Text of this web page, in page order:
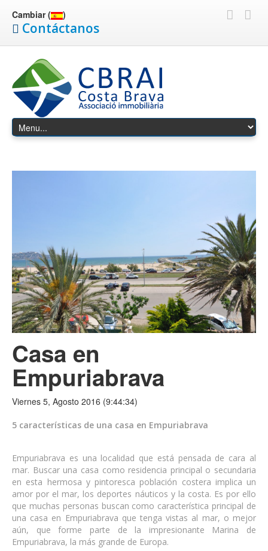
Cambiar ( )
Contáctanos
Casa en
Empuriabrava
Viernes 5, Agosto 2016 (9:44:34)
5 características de una casa en Empuriabrava
Empuriabrava es una localidad que está pensada de cara al
mar. Buscar una casa como residencia principal o secundaria
en esta hermosa y pintoresca población costera implica un
amor por el mar, los deportes náuticos y la costa. Es por ello
que muchas personas buscan como característica principal de
una casa en Empuriabrava que tenga vistas al mar, o mejor
aún, que forme parte de la impresionante Marina de
Empuriabrava, la más grande de Europa.